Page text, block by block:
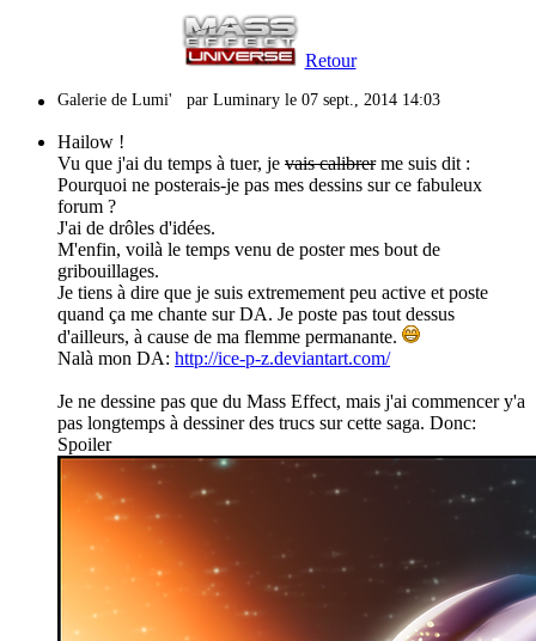
Retour
Galerie de Lumi' par Luminary le 07 sept., 2014 14:03
Hailow !
Vu que j'ai du temps à tuer, je vais calibrerme suis dit :
Pourquoi ne posterais-je pas mes dessins sur ce fabuleux
forum ?
J'ai de drôles d'idées.
M'enfin, voilà le temps venu de poster mes bout de
gribouillages.
Je tiens à dire que je suis extremement peu active et poste
quand ça me chante sur DA. Je poste pas tout dessus
d'ailleurs, à cause de ma flemme permanante.
Nalà mon DA: http://ice-p-z.deviantart.com/
Je ne dessine pas que du Mass Effect, mais j'ai commencer y'a
pas longtemps à dessiner des trucs sur cette saga. Donc:
Spoiler